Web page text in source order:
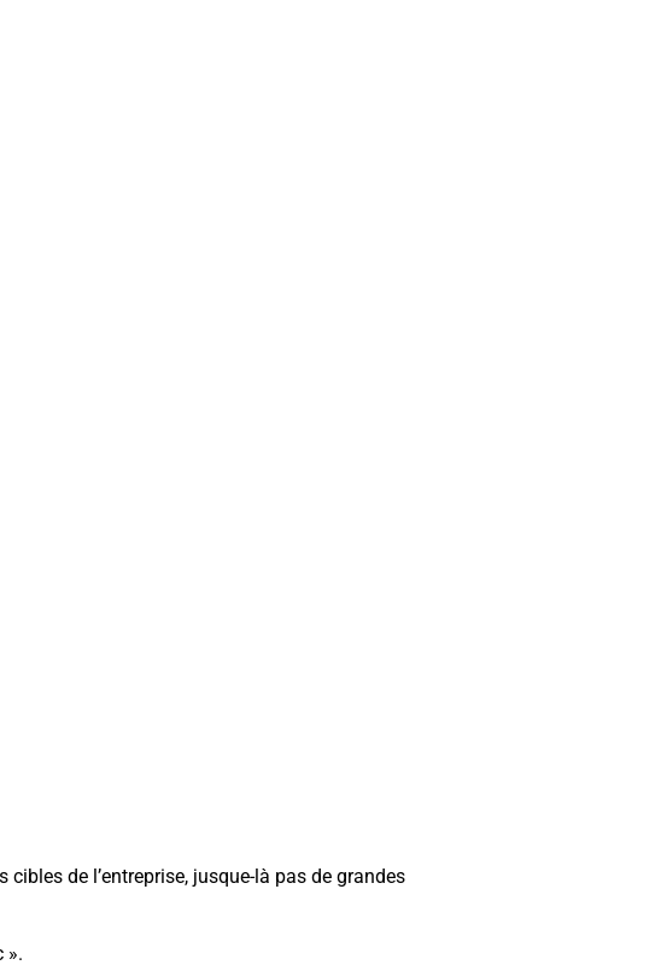
de l’entreprise, jusque-là pas de grandes
».